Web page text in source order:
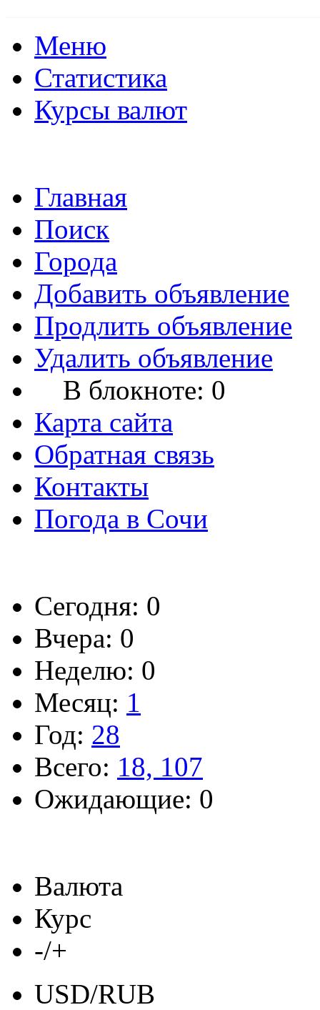
Меню
Статистика
Курсы валют
Главная
Поиск
Города
Добавить объявление
Продлить объявление
Удалить объявление
В блокноте: 0
Карта сайта
Обратная связь
Контакты
Погода в Сочи
Сегодня: 0
Вчера: 0
Неделю: 0
Месяц: 1
Год: 28
Всего: 18, 107
Ожидающие: 0
Валюта
Курс
-/+
USD/RUB